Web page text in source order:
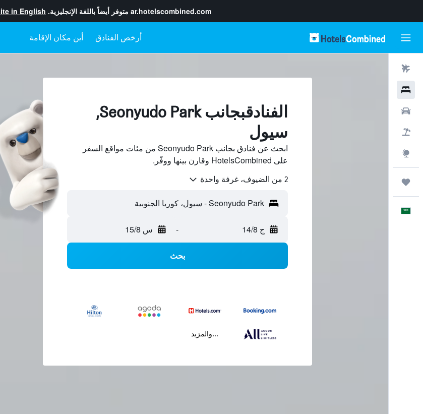
ar.hotelscombined.com متوفر أيضاً باللغة الإنجليزية. in English
أرخص الفنادق أين مكان الإقامة
الفنادقبجانب Seonyudo Park,
سيول
ابحث عن فنادق بجانب Seonyudo Park من مئات مواقع السفر
على HotelsCombined وقارن بينها ووفّر.
2 من الضيوف، غرفة واحدة
ج 14/8 - س 15/8
بحث
...والمزيد